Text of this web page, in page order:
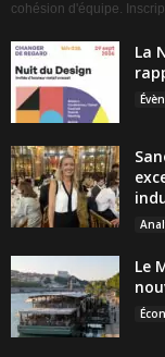
cohésion d'équipe.
La
Le